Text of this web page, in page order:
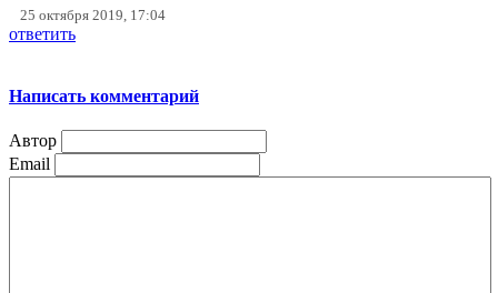
25 октября 2019, 17:04
ответить
Написать комментарий
Автор
Email